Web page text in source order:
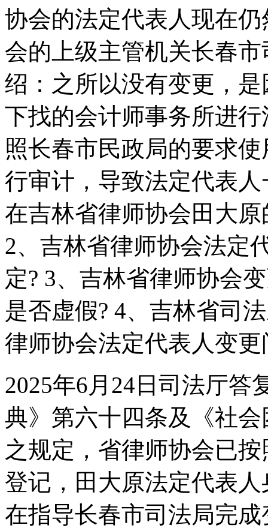
协会的法定代表人现在
会的上级主管机关长春
绍：之所以没有变更，
下找的会计师事务所进
照长春市民政局的要求
行审计，导致法定代表
在吉林省律师协会田大
2、吉林省律师协会法定
定? 3、吉林省律师协会
是否虚假? 4、吉林省司
律师协会法定代表人变
2025年6月24日司法厅答
典》第六十四条及《社
之规定，省律师协会已
登记，田大原法定代表
在指导长春市司法局完